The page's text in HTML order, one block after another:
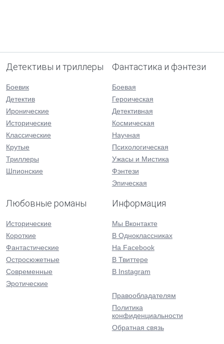
Детективы и триллеры
Боевик
Детектив
Иронические
Исторические
Классические
Крутые
Триллеры
Шпионские
Фантастика и фэнтези
Боевая
Героическая
Детективная
Космическая
Научная
Психологическая
Ужасы и Мистика
Фэнтези
Эпическая
Любовные романы
Исторические
Короткие
Фантастические
Остросюжетные
Современные
Эротические
Информация
Мы Вконтакте
В Одноклассниках
На Facebook
В Твиттере
В Instagram
Правообладателям
Политика
конфиденциальности
Обратная связь